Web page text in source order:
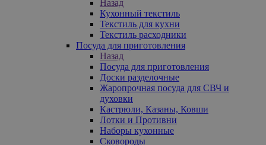
Назад
Кухонный текстиль
Текстиль для кухни
Текстиль расходники
Посуда для приготовления
Назад
Посуда для приготовления
Доски разделочные
Жаропрочная посуда для СВЧ и
духовки
Кастрюли, Казаны, Ковши
Лотки и Противни
Наборы кухонные
Сковороды